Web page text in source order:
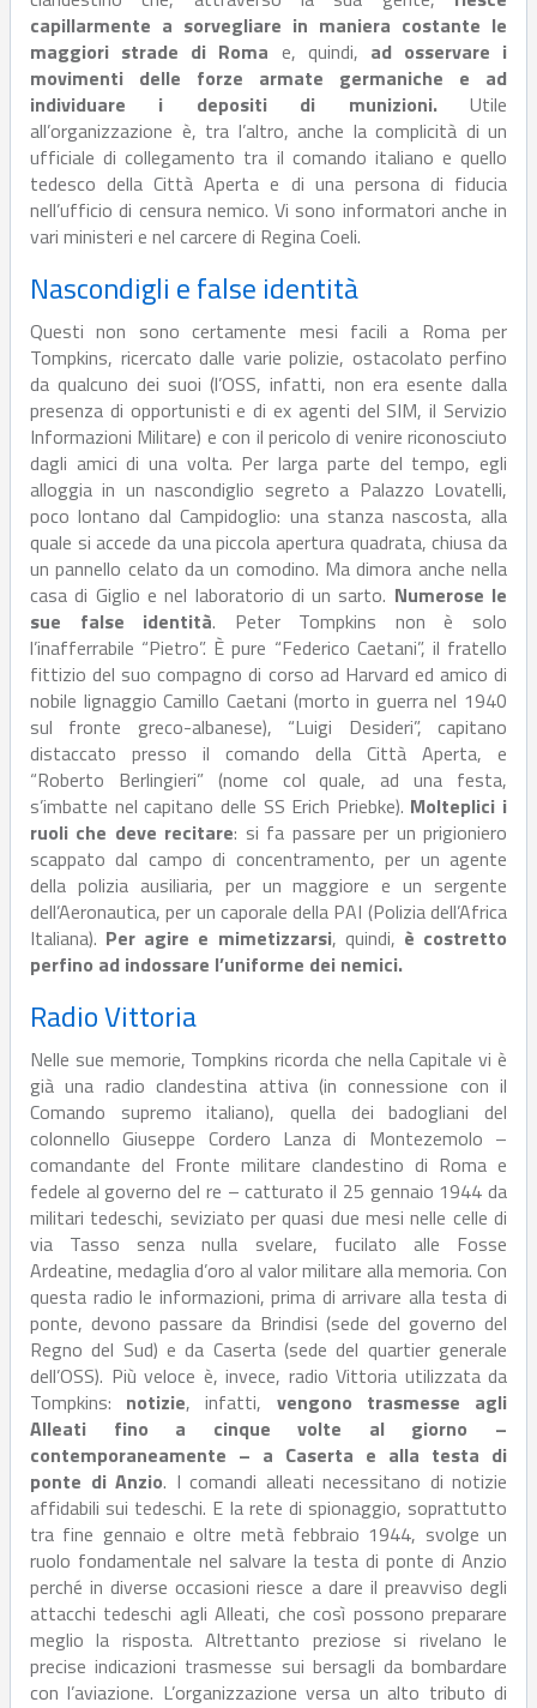
capillarmente a sorvegliare in maniera costante le
maggiori strade di Roma e, quindi, ad osservare i
movimenti delle forze armate germaniche e ad
individuare i depositi di munizioni.Utile
all’organizzazione è, tra l’altro, anche la complicità di un
ufficiale di collegamento tra il comando italiano e quello
tedesco della Città Aperta e di una persona di fiducia
nell’ufficio di censura nemico. Vi sono informatori anche in
vari ministeri e nel carcere di Regina Coeli.
Nascondigli e false identità
Questi non sono certamente mesi facili a Roma per
Tompkins, ricercato dalle varie polizie, ostacolato perfino
da qualcuno dei suoi (l’OSS, infatti, non era esente dalla
presenza di opportunisti e di ex agenti del SIM, il Servizio
Informazioni Militare) e con il pericolo di venire riconosciuto
dagli amici di una volta. Per larga parte del tempo, egli
alloggia in un nascondiglio segreto a Palazzo Lovatelli,
poco lontano dal Campidoglio: una stanza nascosta, alla
quale si accede da una piccola apertura quadrata, chiusa da
un pannello celato da un comodino. Ma dimora anche nella
casa di Giglio e nel laboratorio di un sarto. Numerose le
sue false identità. Peter Tompkins non è solo
l’inafferrabile “Pietro”. È pure “Federico Caetani”, il fratello
fittizio del suo compagno di corso ad Harvard ed amico di
nobile lignaggio Camillo Caetani (morto in guerra nel 1940
sul fronte greco-albanese), “Luigi Desideri”, capitano
distaccato presso il comando della Città Aperta, e
“Roberto Berlingieri” (nome col quale, ad una festa,
s’imbatte nel capitano delle SS Erich Priebke). Molteplici i
ruoli che deve recitare: si fa passare per un prigioniero
scappato dal campo di concentramento, per un agente
della polizia ausiliaria, per un maggiore e un sergente
dell’Aeronautica, per un caporale della PAI (Polizia dell’Africa
Italiana). Per agire e mimetizzarsi, quindi, è costretto
perfino ad indossare l’uniforme dei nemici.
Radio Vittoria
Nelle sue memorie, Tompkins ricorda che nella Capitale vi è
già una radio clandestina attiva (in connessione con il
Comando supremo italiano), quella dei badogliani del
colonnello Giuseppe Cordero Lanza di Montezemolo –
comandante del Fronte militare clandestino di Roma e
fedele al governo del re – catturato il 25 gennaio 1944 da
militari tedeschi, seviziato per quasi due mesi nelle celle di
via Tasso senza nulla svelare, fucilato alle Fosse
Ardeatine, medaglia d’oro al valor militare alla memoria. Con
questa radio le informazioni, prima di arrivare alla testa di
ponte, devono passare da Brindisi (sede del governo del
Regno del Sud) e da Caserta (sede del quartier generale
dell’OSS). Più veloce è, invece, radio Vittoria utilizzata da
Tompkins: notizie, infatti, vengono trasmesse agli
Alleati fino a cinque volte al giorno –
contemporaneamente – a Caserta e alla testa di
ponte di Anzio. I comandi alleati necessitano di notizie
affidabili sui tedeschi. E la rete di spionaggio, soprattutto
tra fine gennaio e oltre metà febbraio 1944, svolge un
ruolo fondamentale nel salvare la testa di ponte di Anzio
perché in diverse occasioni riesce a dare il preavviso degli
attacchi tedeschi agli Alleati, che così possono preparare
meglio la risposta. Altrettanto preziose si rivelano le
precise indicazioni trasmesse sui bersagli da bombardare
con l’aviazione. L’organizzazione versa un alto tributo di